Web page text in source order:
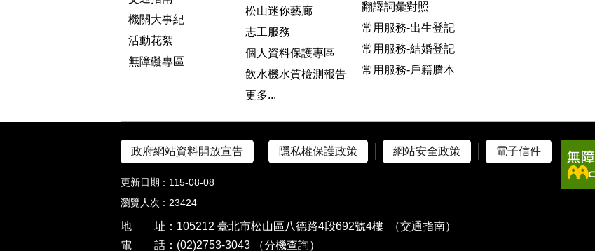
機關大事紀
活動花絮
無障礙專區
松山迷你藝廊
志工服務
個人資料保護專區
飲水機水質檢測報告
更多...
翻譯詞彙對照
常用服務-出生登記
常用服務-結婚登記
常用服務-戶籍謄本
政府網站資料開放宣告 隱私權保護政策 網站安全政策 電子信件
更新日期
115-08-08
瀏覽人次
23424
地 址：105212 臺北市松山區八德路4段692號4樓
（交通指南）
電 話：(02)2753-3043
（分機查詢）